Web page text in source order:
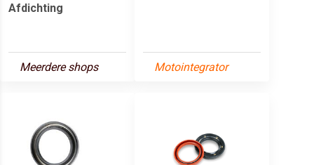
Afdichting
Meerdere shops Motointegrator